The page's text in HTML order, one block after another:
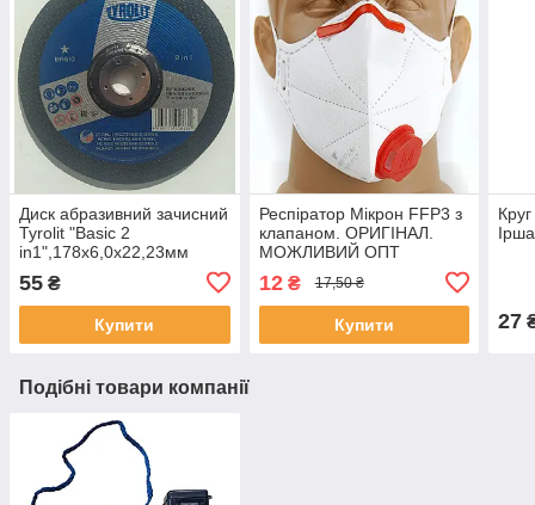
Диск абразивний зачисний
Tyrolit "Basic 2
in1",178х6,0х22,23мм
55 ₴
Купити
Респіратор Мікрон FFP3 з
клапаном. ОРИГІНАЛ.
МОЖЛИВИЙ ОПТ
12₴ 17,50 ₴
Купити 27
Подібні товари компанії